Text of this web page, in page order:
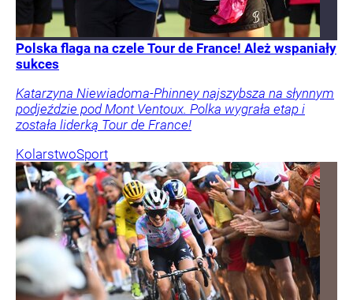
Polska flaga na czele Tour de France! Ależ wspaniały
sukces
Katarzyna Niewiadoma-Phinney najszybsza na słynnym
podjeździe pod Mont Ventoux. Polka wygrała etap i
została liderką Tour de France!
KolarstwoSport